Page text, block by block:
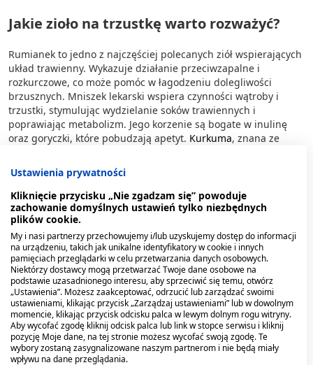
Jakie zioło na trzustkę warto rozważyć?
Rumianek to jedno z najczęściej polecanych ziół wspierających
układ trawienny. Wykazuje działanie przeciwzapalne i
rozkurczowe, co może pomóc w łagodzeniu dolegliwości
brzusznych. Mniszek lekarski wspiera czynności wątroby i
trzustki, stymulując wydzielanie soków trawiennych i
poprawiając metabolizm. Jego korzenie są bogate w inulinę
oraz goryczki, które pobudzają apetyt. Kurkuma, znana ze
która może chronić komórki trzustkowe przed uszkodzeniami
oksydacyjnymi. Badania wskazują, że kurkumina może
hamować aktywność czynników prozapalnych. Ostropest
plamisty jest szczególnie ceniony w kontekście ochrony
wątroby, ale także pośrednio wspiera pracę trzustki.
Sylimaryna, główny składnik aktywny ostropestu, wykazuje
silne właściwości antyoksydacyjne. Koper włoski pomaga
redukować wzdęcia i wspomaga trawienie. Mięta działa
rozkurczowo na mięśnie gładkie przewodu pokarmowego, co
może przynieść ulgę w bólach brzucha. Wybór konkretnego
zioła zależy od rodzaju dolegliwości i indywidualnych potrzeb
organizmu.
Mieszanki ziołowe na wątrobę i trzustkę
Ustawienia prywatności
Kliknięcie przycisku „Nie zgadzam się” powoduje
zachowanie domyślnych ustawień tylko niezbędnych
plików cookie.
My i nasi partnerzy przechowujemy i/lub uzyskujemy dostęp do informacji
na urządzeniu, takich jak unikalne identyfikatory w cookie i innych
pamięciach przeglądarki w celu przetwarzania danych osobowych.
Niektórzy dostawcy mogą przetwarzać Twoje dane osobowe na
podstawie uzasadnionego interesu, aby sprzeciwić się temu, otwórz
„Ustawienia”. Możesz zaakceptować, odrzucić lub zarządzać swoimi
ustawieniami, klikając przycisk „Zarządzaj ustawieniami” lub w dowolnym
momencie, klikając przycisk odcisku palca w lewym dolnym rogu witryny.
Aby wycofać zgodę kliknij odcisk palca lub link w stopce serwisu i kliknij
pozycję Moje dane, na tej stronie możesz wycofać swoją zgodę. Te
wybory zostaną zasygnalizowane naszym partnerom i nie będą miały
wpływu na dane przeglądania.